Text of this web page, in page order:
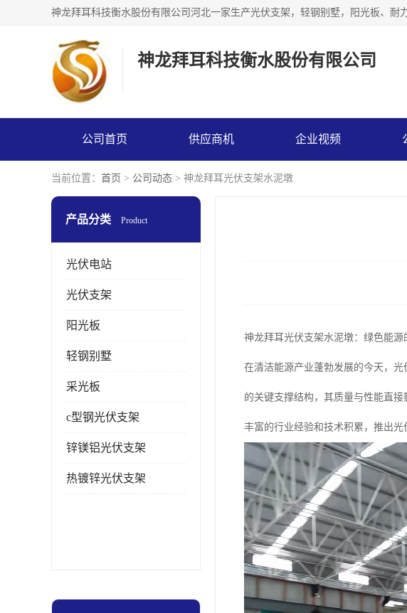
神龙拜耳科技衡水股份有限公司
公司首页 供应商机 企业视频
当前位置： 首页 > 公司动态 > 神龙拜耳光伏支架水泥墩
产品分类 Product
光伏电站
光伏支架
阳光板
轻钢别墅
采光板
c型钢光伏支架
锌镁铝光伏支架
热镀锌光伏支架
神龙拜耳光伏支架水泥墩：绿色能源
在清洁能源产业蓬勃发展的今天，
的关键支撑结构，其质量与性能直
丰富的行业经验和技术积累，推出光